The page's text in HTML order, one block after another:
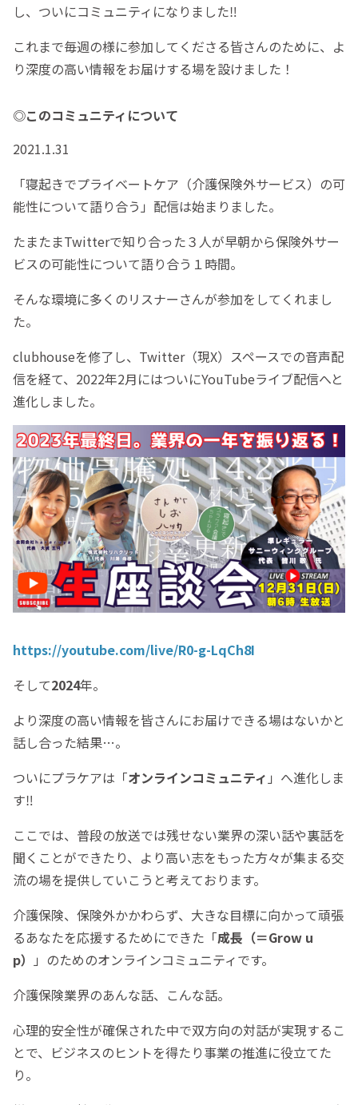
し、ついにコミュニティになりました‼︎
これまで毎週の様に参加してくださる皆さんのために、よ
り深度の高い情報をお届けする場を設けました！
◎このコミュニティについて
2021.1.31
「寝起きでプライベートケア（介護保険外サービス）の可
能性について語り合う」配信は始まりました。
たまたまTwitterで知り合った３人が早朝から保険外サー
ビスの可能性について語り合う１時間。
そんな環境に多くのリスナーさんが参加をしてくれまし
た。
clubhouseを修了し、Twitter（現X）スペースでの音声配
信を経て、2022年2月にはついにYouTubeライブ配信へと
進化しました。
https://youtube.com/live/R0-g-LqCh8I
そして2024年。
より深度の高い情報を皆さんにお届けできる場はないかと
話し合った結果…。
ついにプラケアは「オンラインコミュニティ 」へ進化しま
す‼︎
ここでは、普段の放送では残せない業界の深い話や裏話を
聞くことができたり、より高い志をもった方々が集まる交
流の場を提供していこうと考えております。
介護保険、保険外かかわらず、大きな目標に向かって頑張
るあなたを応援するためにできた「成長（＝Grow u
p）
」のためのオンラインコミュニティです。
介護保険業界のあんな話、こんな話。
心理的安全性が確保された中で双方向の対話が実現するこ
とで、ビジネスのヒントを得たり事業の推進に役立てた
り。